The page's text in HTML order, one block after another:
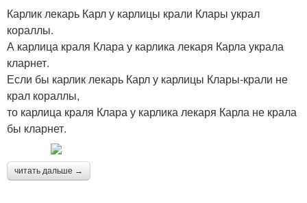
Карлик лекарь Карл у карлицы крали Клары украл
кораллы.
А карлица краля Клара у карлика лекаря Карла украла
кларнет.
Если бы карлик лекарь Карл у карлицы Клары-крали не
крал кораллы,
то карлица краля Клара у карлика лекаря Карла не крала
бы кларнет.
читать дальше →